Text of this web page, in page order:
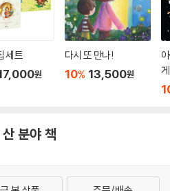
보물을 한가득 담은 그 순간, 당군의 갑
에 석솔은 황급히 갑옷을 뒤집어쓰고
게 뒤쫓기는 신세가 된 긴박한 상황에
벗어 던진다. 성안 마을 연못 바닥에서
앞에 끌려간 석솔은 의자왕과 마주하
나눠 가진 깨진 옥고리를 꾹 쥐며 의지
세트
원
다시 또 만나!
10% 13,500원
게
분야 책